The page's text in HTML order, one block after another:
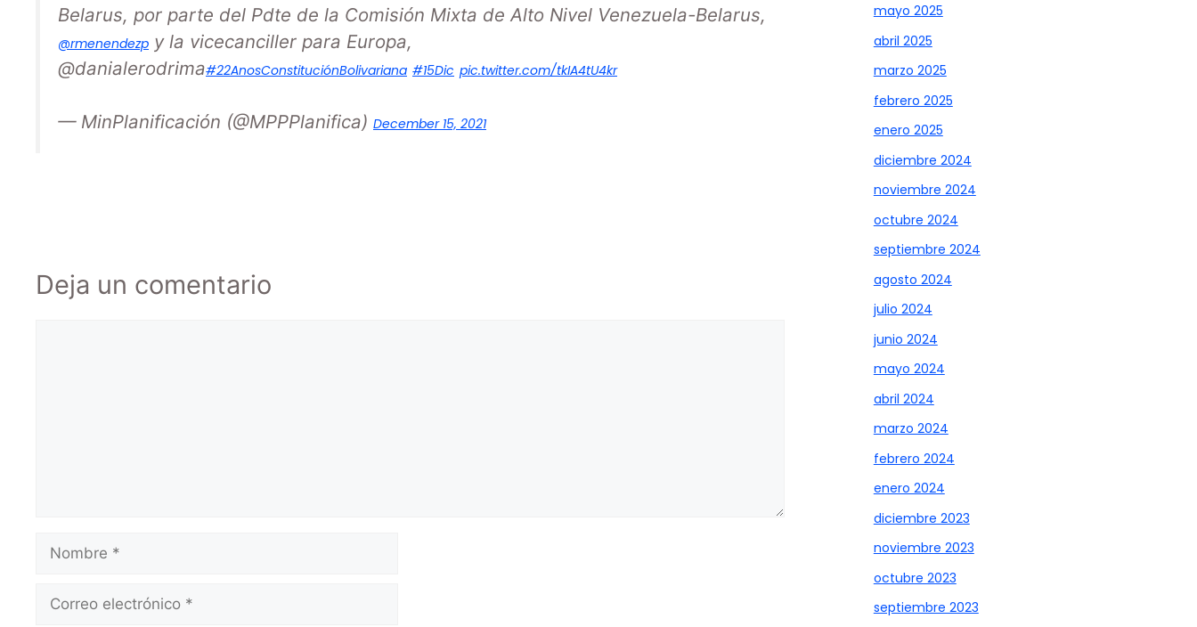
Belarus, por parte del Pdte de la Comisión Mixta de Alto Nivel Venezuela-Belarus,
@rmenendezp y la vicecanciller para Europa,
@danialerodrima#22AnosConstituciónBolivariana #15Dic pic.twitter.com/tkIA4tU4kr
— MinPlanificación (@MPPPlanifica) December 15, 2021
Deja un comentario
mayo 2025
abril 2025
marzo 2025
febrero 2025
enero 2025
diciembre 2024
noviembre 2024
octubre 2024
septiembre 2024
agosto 2024
julio 2024
junio 2024
mayo 2024
abril 2024
marzo 2024
febrero 2024
enero 2024
diciembre 2023
noviembre 2023
octubre 2023
septiembre 2023